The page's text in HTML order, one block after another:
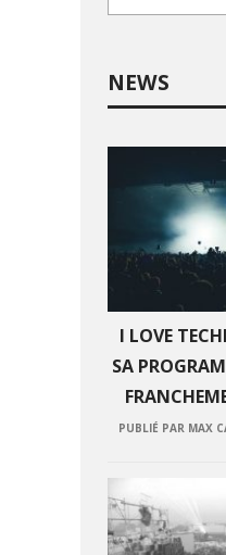
NEWS
I LOVE
SA
PUBLIÉ PAR MAX